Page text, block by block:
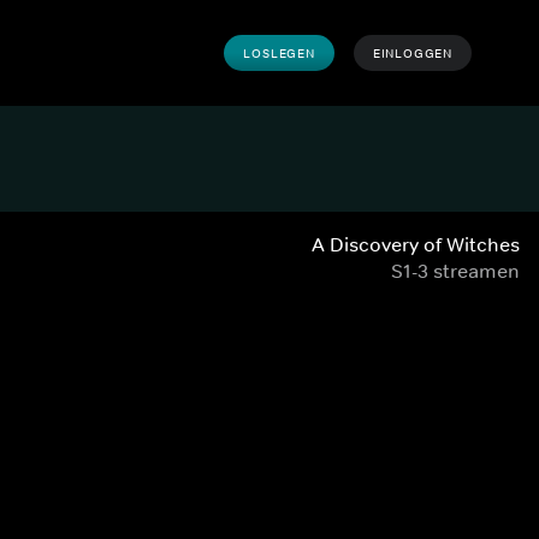
LOSLEGEN EINLOGGEN
A Discovery of Witches
S1-3 streamen